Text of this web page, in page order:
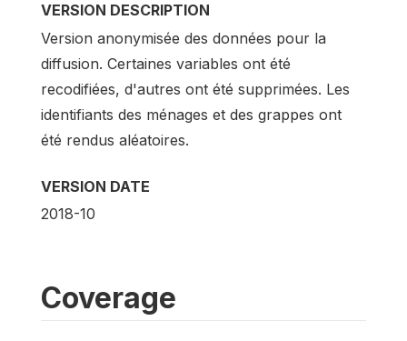
VERSION DESCRIPTION
Version anonymisée des données pour la
diffusion. Certaines variables ont été
recodifiées, d'autres ont été supprimées. Les
identifiants des ménages et des grappes ont
été rendus aléatoires.
VERSION DATE
2018-10
Coverage